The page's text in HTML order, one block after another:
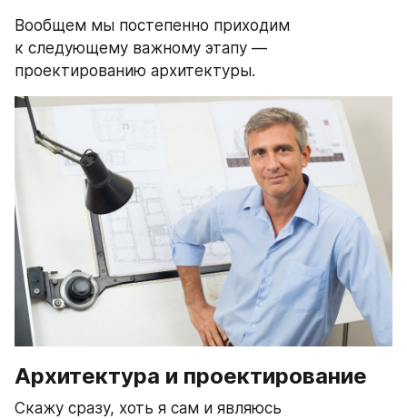
Вообщем мы постепенно приходим
к следующему важному этапу —
проектированию архитектуры.
Архитектура и проектирование
Скажу сразу, хоть я сам и являюсь